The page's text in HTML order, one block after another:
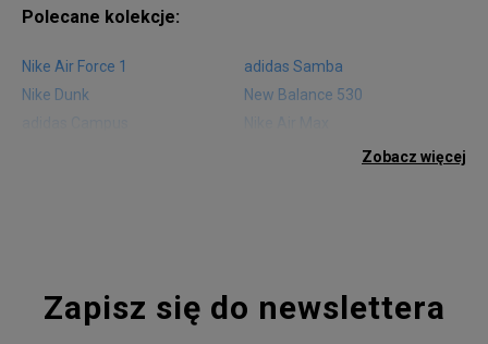
Polecane kolekcje:
Nike Air Force 1
adidas Samba
Nike Dunk
New Balance 530
Air Jordan 1
New Balance 327
adidas Handball Spezial
Birkenstock Arizona
Zobacz więcej
Zapisz się do newslettera